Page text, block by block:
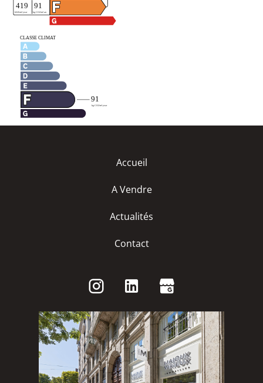
Accueil
A Vendre
Actualités
Contact